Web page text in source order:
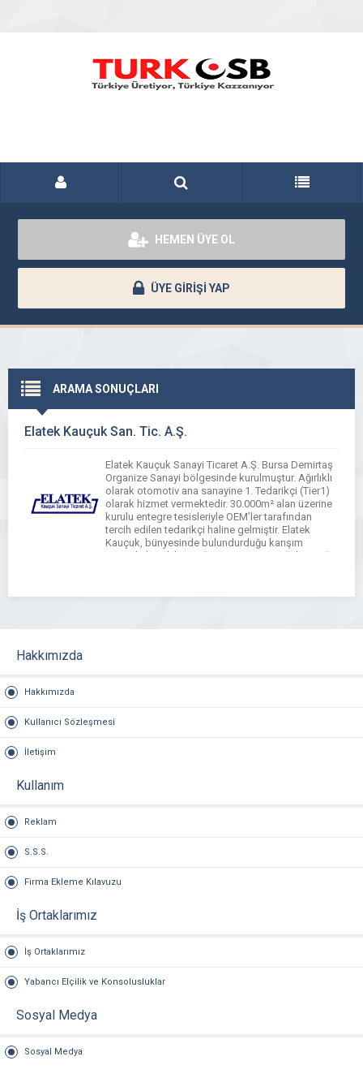
HEMEN ÜYE OL
ÜYE GİRİŞİ YAP
ARAMA SONUÇLARI
Elatek Kauçuk San. Tic. A.Ş.
Elatek Kauçuk Sanayi Ticaret A.Ş. Bursa Demirtaş
Organize Sanayi bölgesinde kurulmuştur. Ağırlıklı
olarak otomotiv ana sanayine 1. Tedarikçi (Tier1)
olarak hizmet vermektedir. 30.000m² alan üzerine
kurulu entegre tesisleriyle OEM’ler tarafından
tercih edilen tedarikçi haline gelmiştir. Elatek
Kauçuk, bünyesinde bulundurduğu karışım
tesisiyle kendi kauçuğunu üreten, ürettiği kauçuğu
Hakkımızda
Hakkımızda
Kullanıcı Sözleşmesi
İletişim
Kullanım
Reklam
S.S.S.
Firma Ekleme Kılavuzu
İş Ortaklarımız
İş Ortaklarımız
Yabancı Elçilik ve Konsolusluklar
Sosyal Medya
Sosyal Medya